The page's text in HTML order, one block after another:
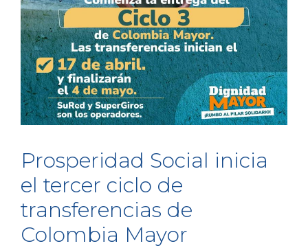
Prosperidad Social inicia
el tercer ciclo de
transferencias de
Colombia Mayor